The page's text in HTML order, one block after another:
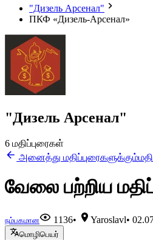
"Дизель Арсенал"
ПКФ «Дизель-Арсенал»
"Дизель Арсенал"
6 மதிப்புரைகள்
அனைத்து மதிப்புரைகளுக்கும்
வேலை பற்றிய
நம்பகமான 1136• Yaroslavl•
மொழிபெயர்